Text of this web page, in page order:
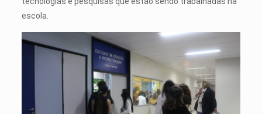
escola.